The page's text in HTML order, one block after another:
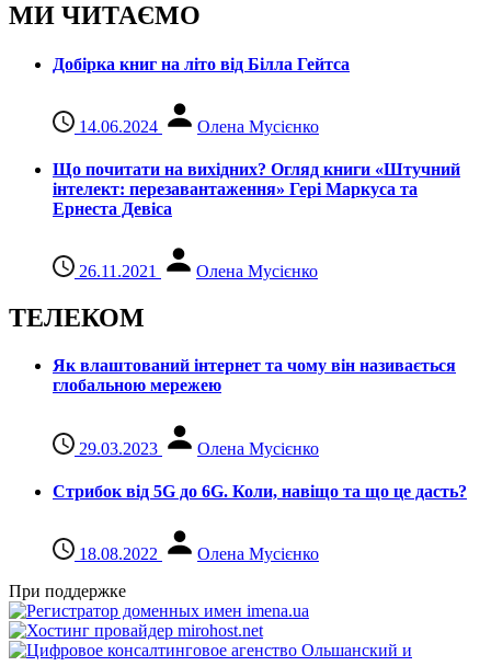
МИ ЧИТАЄМО
Добірка книг на літо від Білла Гейтса
14.06.2024 Олена Мусієнко
Що почитати на вихідних? Огляд книги «Штучний
інтелект: перезавантаження» Гері Маркуса та
Ернеста Девіса
26.11.2021 Олена Мусієнко
ТЕЛЕКОМ
Як влаштований інтернет та чому він називається
глобальною мережею
29.03.2023 Олена Мусієнко
Стрибок від 5G до 6G. Коли, навіщо та що це даcть?
18.08.2022
Олена Мусієнко
При поддержке